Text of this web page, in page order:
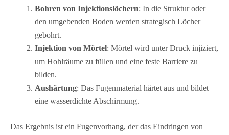
Bohren von Injektionslöchern: In die Struktur oder
den umgebenden Boden werden strategisch Löcher
gebohrt.
Injektion von Mörtel: Mörtel wird unter Druck injiziert,
um Hohlräume zu füllen und eine feste Barriere zu
bilden.
Aushärtung: Das Fugenmaterial härtet aus und bildet
eine wasserdichte Abschirmung.
Das Ergebnis ist ein Fugenvorhang, der das Eindringen von